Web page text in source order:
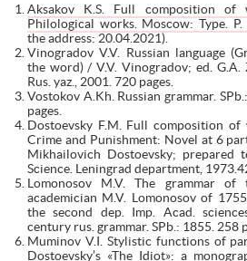
Aksakov K.S. Full composition
Philological works. Moscow: Type. P.
the address: 20.04.2021).
Vinogradov V.V. Russian language
the word) / V.V. Vinogradov; ed.
Rus. yaz., 2001. 720 pages.
Vostokov A.Kh. Russian grammar.
pages.
Dostoevsky F.M. Full composition
Crime and Punishment: Novel at 6
Mikhailovich Dostoevsky; prepared
Science. Leningrad department,
Lomonosov M.V. The grammar of
academician M.V. Lomonosov of
the second dep. Imp. Acad.
century rus. grammar. SPb.: 1855. 258
Muminov V.I. Stylistic functions of
Dostoevsky’s «The Idiot»: a